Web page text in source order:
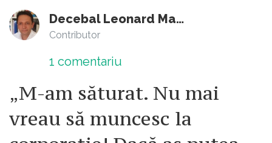
Decebal Leonard Marin
Contributor
1 comentariu
„M-am săturat. Nu mai
vreau să muncesc la